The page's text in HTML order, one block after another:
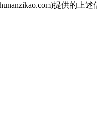
提供的上